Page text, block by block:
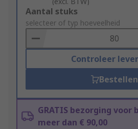
Add
to
Basket
Aantal stuks
selecteer of typ hoeveelheid
Controleer
Bestellen
GRATIS bezorging voor
meer dan € 90,00